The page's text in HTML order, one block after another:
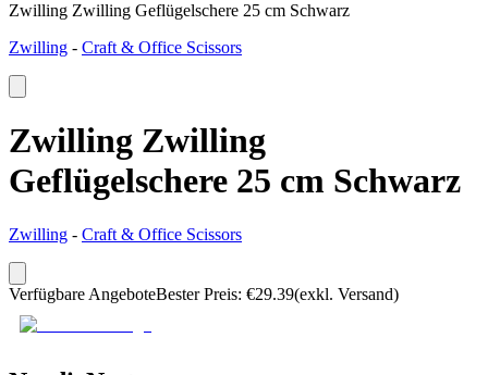
Zwilling Zwilling Geflügelschere 25 cm Schwarz
Zwilling - Craft & Office Scissors
Zwilling Zwilling
Geflügelschere 25 cm Schwarz
Zwilling - Craft & Office Scissors
Verfügbare AngeboteBester Preis: €29.39(exkl. Versand)